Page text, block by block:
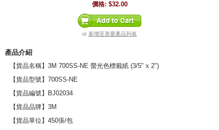
價格: $32.00
or 新增至喜愛產品列表
產品介紹
【貨品名稱】3M 700SS-NE 螢光色標籤紙 (3/5" x 2")
【貨品型號】700SS-NE
【貨品編號】BJ02034
【貨品品牌】3M
【貨品單位】450張/包